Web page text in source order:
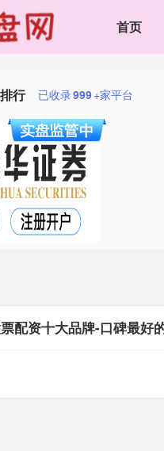
首页
行 已收录999+家平台
配资十大品牌-口碑最好